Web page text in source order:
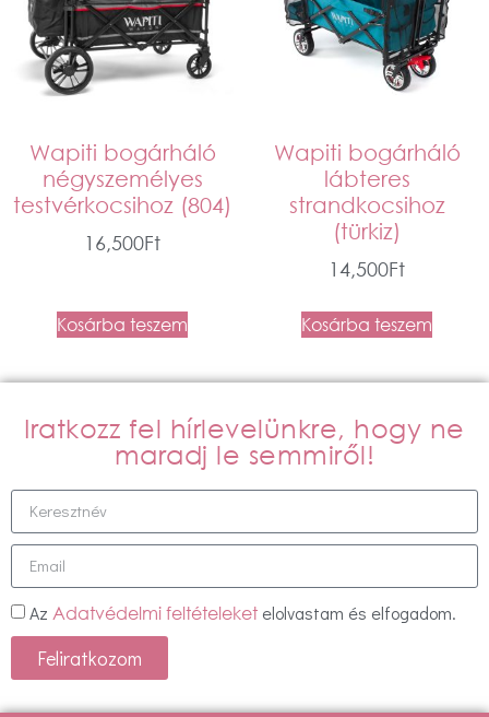
Wapiti bogárháló
négyszemélyes
testvérkocsihoz (804)
16,500Ft
Kosárba teszem
Wapiti bogárháló
lábteres
strandkocsihoz
(türkiz)
14,500Ft
Kosárba teszem
Iratkozz fel hírlevelünkre, hogy ne
maradj le semmiről!
Az Adatvédelmi feltételeket elolvastam és elfogadom.
Feliratkozom